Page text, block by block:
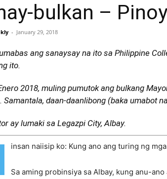
bulkan –
- January 29, 2018
ang sanaysay na ito sa Philippine
ito.
2018, muling pumutok ang bulkang
Samantala, daan-daanlibong (baka umabot
ay lumaki sa Legazpi City, Albay.
insan naiisip ko: Kung ano ang turing ng
Sa aming probinsiya sa Albay, kung anu-